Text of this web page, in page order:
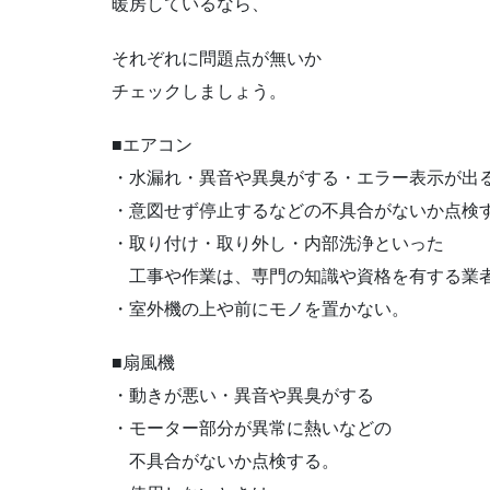
暖房しているなら、
それぞれに問題点が無いか
チェックしましょう。
■エアコン
・水漏れ・異音や異臭がする・エラー表示が出
・意図せず停止するなどの不具合がないか点検
・取り付け・取り外し・内部洗浄といった
工事や作業は、専門の知識や資格を有する業
・室外機の上や前にモノを置かない。
■扇風機
・動きが悪い・異音や異臭がする
・モーター部分が異常に熱いなどの
不具合がないか点検する。